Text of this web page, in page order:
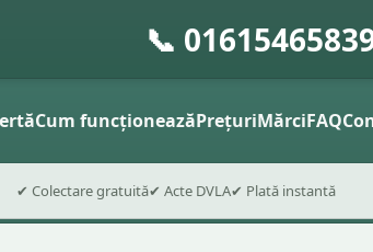
📞
Cum funcționeazăPrețuriMărciFAQ
✔ Colectare gratuită✔ Acte DVLA✔ Plată instantă